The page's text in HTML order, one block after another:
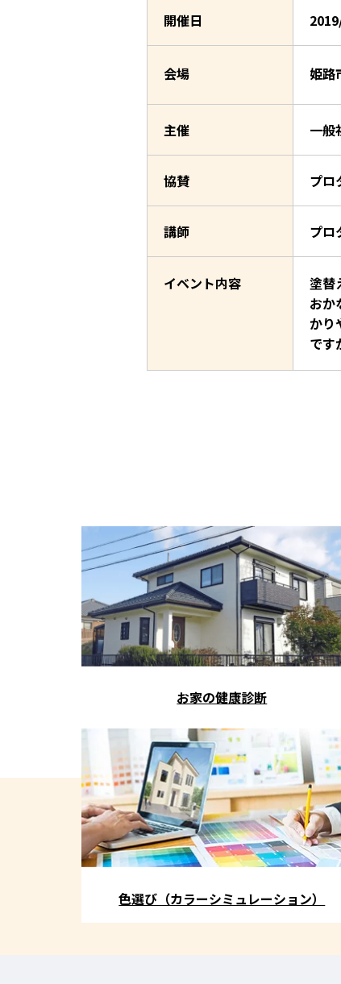
開催日
会場 姫路
主催 一
協賛 プロ
講師 プ
イベント内容
塗替
おか
かり
です
お家の健康診断
色選び（カラーシミュレーション）